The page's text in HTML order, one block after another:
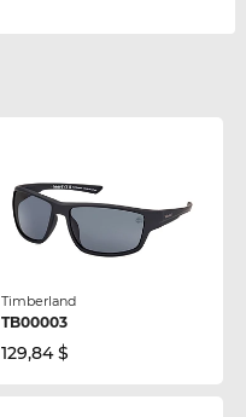
Timberland
TB00003
129,84 $